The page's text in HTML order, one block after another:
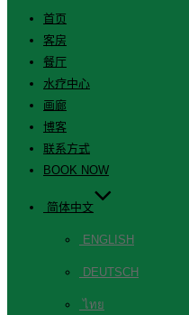
首页
客房
餐厅
水疗中心
画廊
博客
联系方式
BOOK NOW
简体中文
ENGLISH
DEUTSCH
ไทย